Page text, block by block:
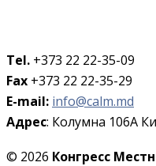
Tel. +373 22 22-35-09
Fax +373 22 22-35-29
E-mail: info@calm.md
Адрес: Колумна 106A
© 2026 Конгресс